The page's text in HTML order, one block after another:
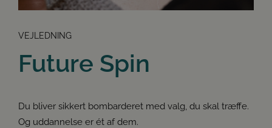
VEJLEDNING
Future Spin
Du bliver sikkert bombarderet med valg, du skal træffe.
Og uddannelse er ét af dem.